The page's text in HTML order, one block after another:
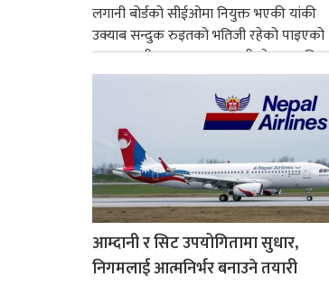
लगानी बोर्डको सीईओमा नियुक्त भएकी यांकी
उक्याब सन्दुक रुइतको भतिजी रहेको पाइएको
छ। तत्कालीन समयमा महाकालीको अञ्चलाधिश
नै बनेका जोन...
आम्दानी र सिट उपयोगितामा सुधार,
निगमलाई आत्मनिर्भर बनाउने तयारी